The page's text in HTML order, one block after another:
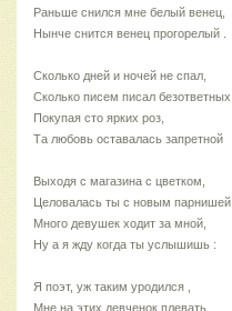
Раньше снился мне белый венец,
Нынче снится венец прогорелый .
Сколько дней и ночей не спал,
Сколько писем писал безответных,
Покупая сто ярких роз,
Та любовь оставалась запретной
Выходя с магазина с цветком,
Целовалась ты с новым парнишей,
Много девушек ходит за мной,
Ну а я жду когда ты услышишь :
Я поэт, уж таким уродился ,
Мне на этих девченок плевать,